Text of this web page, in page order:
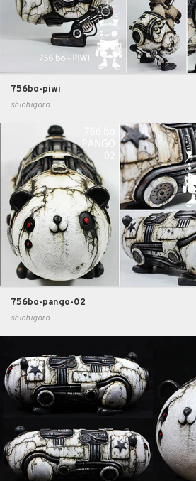
756bo-piwi
shichigoro
756bo-pango-02
shichigoro